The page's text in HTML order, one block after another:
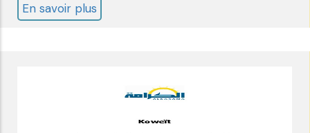
En savoir plus
droits